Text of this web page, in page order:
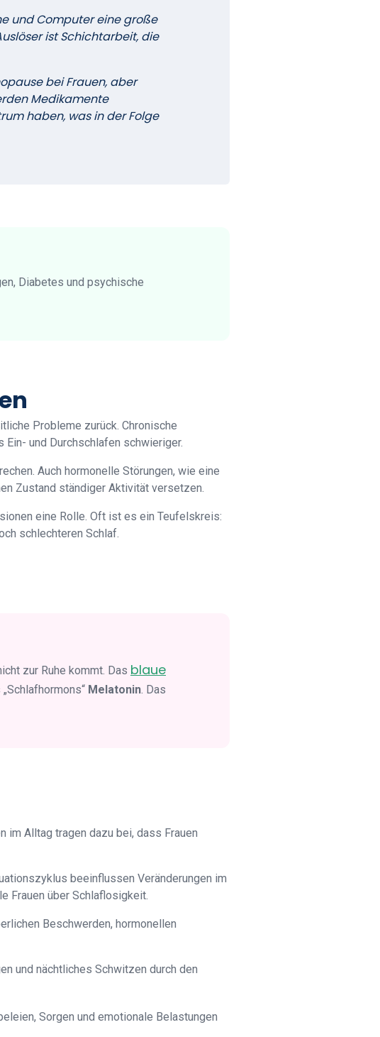
und Computer eine große
ist Schichtarbeit, die
bei Frauen, aber
Medikamente
haben, was in der Folge
Diabetes und psychische
Probleme zurück. Chronische
und Durchschlafen schwieriger.
Auch hormonelle Störungen, wie eine
Zustand ständiger Aktivität versetzen.
eine Rolle. Oft ist es ein Teufelskreis:
schlechteren Schlaf.
zur Ruhe kommt. Das blaue
Melatonin . Das
im Alltag tragen dazu bei, dass Frauen
beeinflussen Veränderungen im
Frauen über Schlaflosigkeit.
Beschwerden, hormonellen
und nächtliches Schwitzen durch den
Sorgen und emotionale Belastungen